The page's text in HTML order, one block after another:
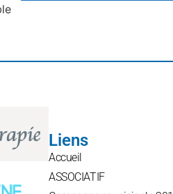
Liens
Accueil
ASSOCIATIF